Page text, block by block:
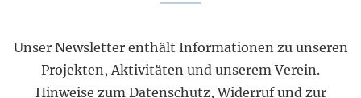
Unser Newsletter enthält Informationen zu unseren
Projekten, Aktivitäten und unserem Verein.
Hinweise zum Datenschutz, Widerruf und zur